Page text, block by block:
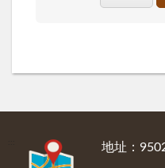
地址：